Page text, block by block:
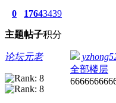
0
主题
1764
帖子
3439
积分
论坛元老
全部楼层